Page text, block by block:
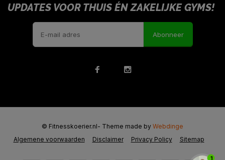
UPDATES VOOR THUIS ÉN ZAKELIJKE GYMS!
Abonneer
Algemene voorwaarden Disclaimer Privacy Policy Sitemap
© Fitnesskoerier.nl- Theme made by Webdinge
1